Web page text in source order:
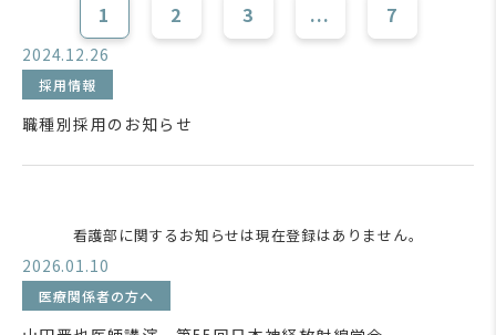
1 2 3 ... 7
2024.12.26
採用情報
職種別採用のお知らせ
看護部に関するお知らせは現在登録はありません。
2026.01.10
医療関係者の方へ